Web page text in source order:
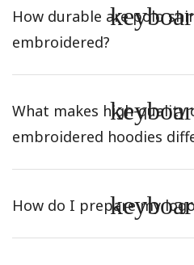
How durable are polo
embroidered?
What makes high-quality
embroidered hoodies
How do I prepare my